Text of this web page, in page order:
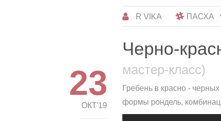
R VIKA ПАСХА
23
ОКТ'19
Черно-
мастер-класс)
Гребень в красно -
формы рондель,